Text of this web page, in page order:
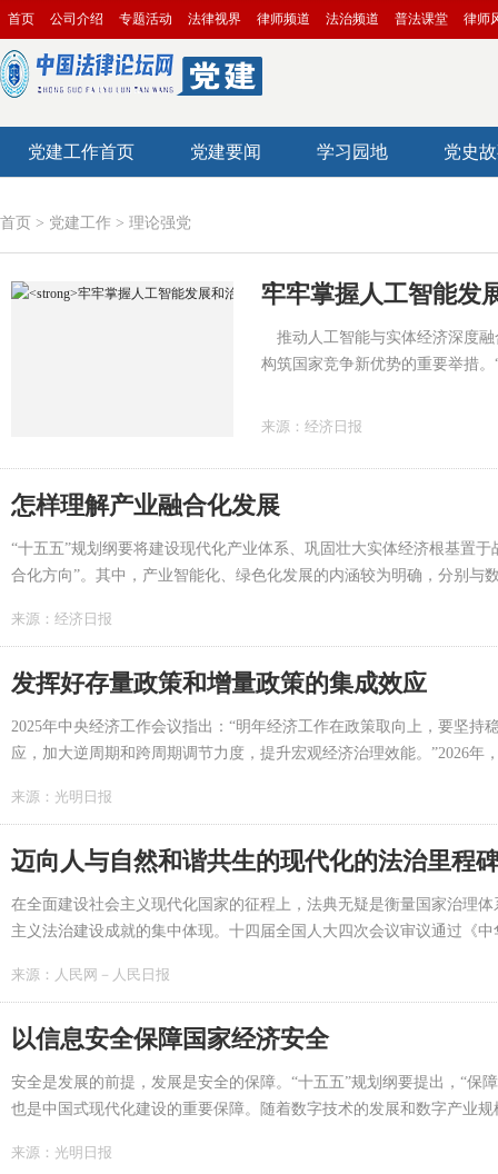
首页 公司介绍 专题活动 法律视界 律师频道 法治频道 普法课堂 律师
党建工作首页 党建要闻 学习园地 党史
首页 > 党建工作 > 理论强党
牢牢掌握人工智能发
推动人工智能与实体经济深度融
构筑国家竞争新优势的重要举措
来源： 经济日报
怎样理解产业融合化发展
“十五五”规划纲要将建设现代化产业体系、巩固壮大实体经济根基置
合化方向”。其中，产业智能化、绿色化发展的内涵较为明确，分别与
怎样的关系？如何更好地推动产业融合化发展？...
来源： 经济日报
发挥好存量政策和增量政策的集成效应
2025年中央经济工作会议指出：“明年经济工作在政策取向上，要坚
应，加大逆周期和跨周期调节力度，提升宏观经济治理效能。”2026
来源： 光明日报
迈向人与自然和谐共生的现代化的法治里程
在全面建设社会主义现代化国家的征程上，法典无疑是衡量国家治理
主义法治建设成就的集中体现。十四届全国人大四次会议审议通过《
来源： 人民网－人民日报
以信息安全保障国家经济安全
安全是发展的前提，发展是安全的保障。“十五五”规划纲要提出，“保
也是中国式现代化建设的重要保障。随着数字技术的发展和数字产业
济安全”，“要维护国家数据安全，保护个人信息和商业秘密”。在全球
来源： 光明日报